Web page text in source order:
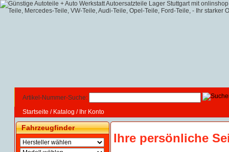
Artikel-Nummer-Suche:
Startseite / Katalog / Ihr Konto
Fahrzeugfinder
Ihre persönliche